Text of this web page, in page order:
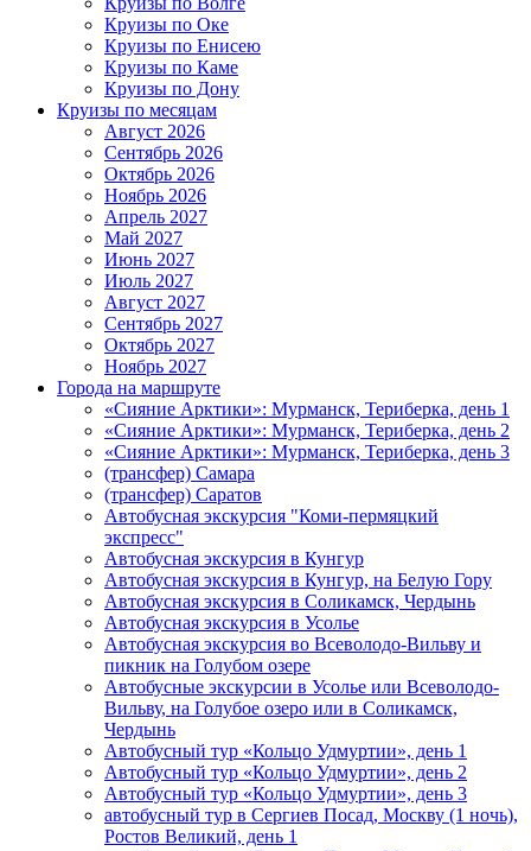
Круизы по Оке
Круизы по Енисею
Круизы по Каме
Круизы по Дону
Круизы по месяцам
Август 2026
Сентябрь 2026
Октябрь 2026
Ноябрь 2026
Апрель 2027
Май 2027
Июнь 2027
Июль 2027
Август 2027
Сентябрь 2027
Октябрь 2027
Ноябрь 2027
Города на маршруте
«Сияние Арктики»: Мурманск, Териберка, день 1
«Сияние Арктики»: Мурманск, Териберка, день 2
«Сияние Арктики»: Мурманск, Териберка, день 3
(трансфер) Самара
(трансфер) Саратов
Автобусная экскурсия "Коми-пермяцкий
экспресс"
Автобусная экскурсия в Кунгур
Автобусная экскурсия в Кунгур, на Белую Гору
Автобусная экскурсия в Соликамск, Чердынь
Автобусная экскурсия в Усолье
Автобусная экскурсия во Всеволодо-Вильву и
пикник на Голубом озере
Автобусные экскурсии в Усолье или Всеволодо-
Вильву, на Голубое озеро или в Соликамск,
Чердынь
Автобусный тур «Кольцо Удмуртии», день 1
Автобусный тур «Кольцо Удмуртии», день 2
Автобусный тур «Кольцо Удмуртии», день 3
автобусный тур в Сергиев Посад, Москву (1 ночь),
Ростов Великий, день 1